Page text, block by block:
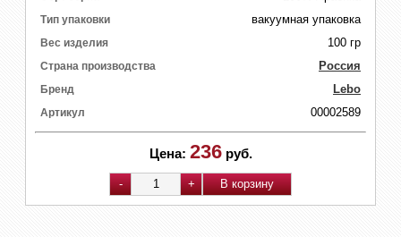
Тип упаковки вакуумная упаковка
Вес изделия 100 гр
Страна производства Россия
Бренд Lebo
Артикул 00002589
Цена: 236 руб.